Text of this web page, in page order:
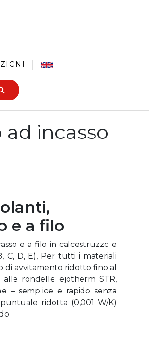
ad incasso
e a filo
e a filo in calcestruzzo e
D, E), Per tutti i materiali
di avvitamento ridotto fino al
alle rondelle ejotherm STR,
– semplice e rapido senza
ridotta (0,001 W/K)